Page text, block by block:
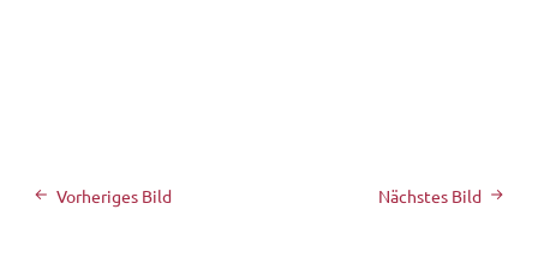
Nächstes Bild
Vorheriges Bild